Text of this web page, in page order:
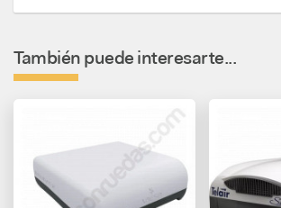
También puede interesarte...